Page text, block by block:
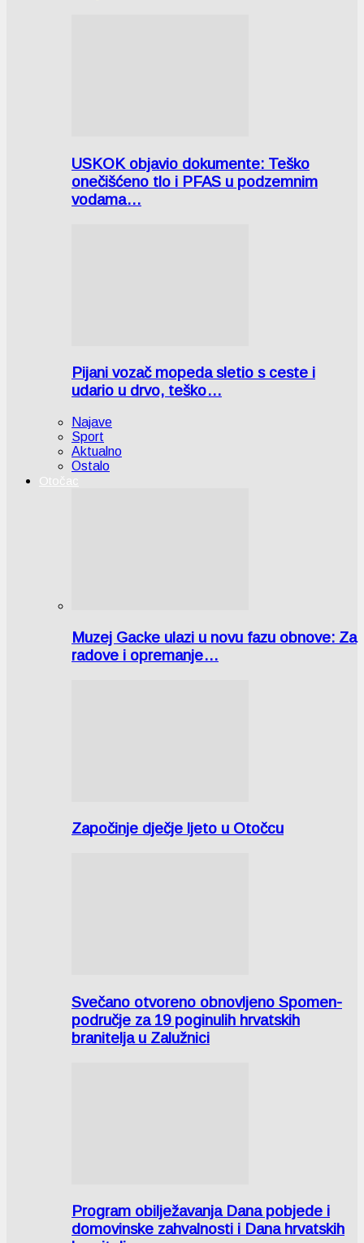
USKOK objavio dokumente: Teško
onečišćeno tlo i PFAS u podzemnim
vodama…
Pijani vozač mopeda sletio s ceste i
udario u drvo, teško…
Najave
Sport
Aktualno
Ostalo
Otočac
Muzej Gacke ulazi u novu fazu obnove: Za
radove i opremanje…
Započinje dječje ljeto u Otočcu
Svečano otvoreno obnovljeno Spomen-
područje za 19 poginulih hrvatskih
branitelja u Zalužnici
Program obilježavanja Dana pobjede i
domovinske zahvalnosti i Dana hrvatskih